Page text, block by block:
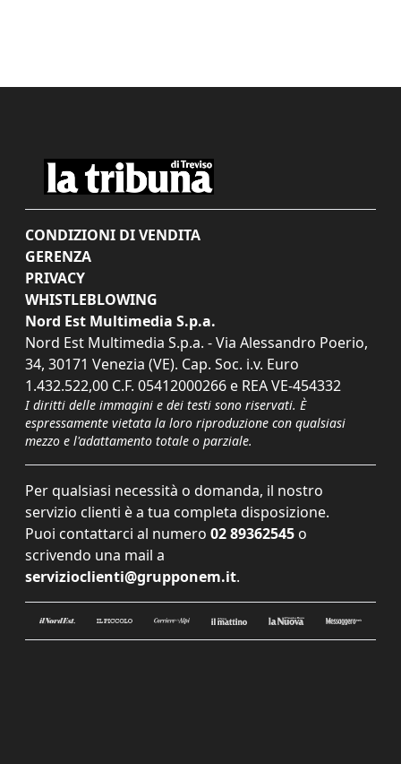
CONDIZIONI DI VENDITA
GERENZA
PRIVACY
WHISTLEBLOWING
Nord Est Multimedia S.p.a.
Nord Est Multimedia S.p.a. - Via Alessandro Poerio,
34, 30171 Venezia (VE). Cap. Soc. i.v. Euro
1.432.522,00 C.F. 05412000266 e REA VE-454332
I diritti delle immagini e dei testi sono riservati. È
espressamente vietata la loro riproduzione con qualsiasi
mezzo e l'adattamento totale o parziale.
Per qualsiasi necessità o domanda, il nostro
servizio clienti è a tua completa disposizione.
Puoi contattarci al numero 02 89362545 o
scrivendo una mail a
servizioclienti@grupponem.it.